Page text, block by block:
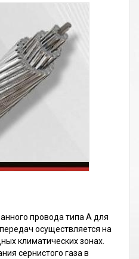
провода типа А для
осуществляется на
климатических зонах.
сернистого газа в